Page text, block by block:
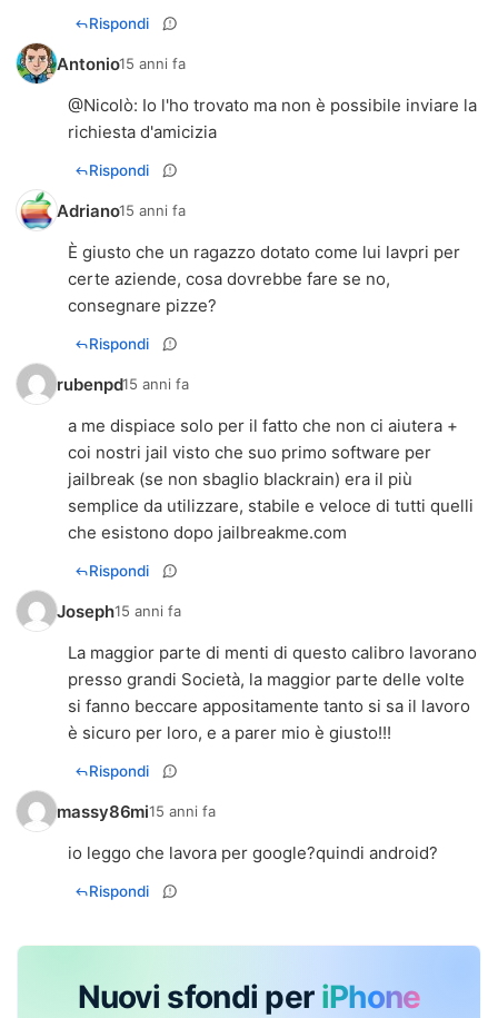
Rispondi
Antonio15 anni fa
@Nicolò: Io l'ho trovato ma non è possibile inviare la
richiesta d'amicizia
Rispondi
Adriano15 anni fa
È giusto che un ragazzo dotato come lui lavpri per
certe aziende, cosa dovrebbe fare se no,
consegnare pizze?
Rispondi
rubenpd15 anni fa
a me dispiace solo per il fatto che non ci aiutera +
coi nostri jail visto che suo primo software per
jailbreak (se non sbaglio blackrain) era il più
semplice da utilizzare, stabile e veloce di tutti quelli
che esistono dopo jailbreakme.com
Rispondi
Joseph15 anni fa
La maggior parte di menti di questo calibro lavorano
presso grandi Società, la maggior parte delle volte
si fanno beccare appositamente tanto si sa il lavoro
è sicuro per loro, e a parer mio è giusto!!!
Rispondi
massy86mi15 anni fa
io leggo che lavora per google?quindi android?
Rispondi
Nuovi sfondi per iPhone